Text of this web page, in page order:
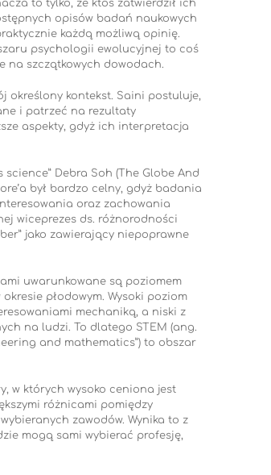
to tylko, że ktoś zatwierdził ich
opisów badań naukowych
każdą możliwą opinię.
psychologii ewolucyjnej to coś
na szczątkowych dowodach.
określony kontekst. Saini postuluje,
i patrzeć na rezultaty
aspekty, gdyż ich interpretacja
Debra Soh (The Globe And
był bardzo celny, gdyż badania
oraz zachowania
wiceprezes ds. różnorodności
jako zawierający niepoprawne
uwarunkowane są poziomem
płodowym. Wysoki poziom
mechaniką, a niski z
na ludzi. To dlatego STEM (ang.
and mathematics”) to obszar
w których wysoko ceniona jest
różnicami pomiędzy
zawodów. Wynika to z
mogą sami wybierać profesję,